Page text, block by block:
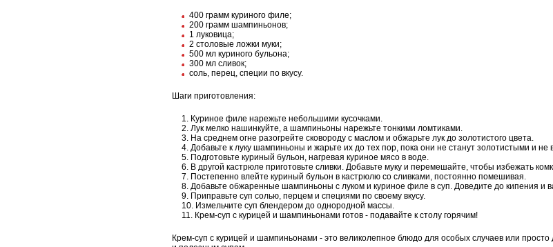
400 грамм куриного филе;
200 грамм шампиньонов;
1 луковица;
2 столовые ложки муки;
500 мл куриного бульона;
300 мл сливок;
соль, перец, специи по вкусу.
Шаги приготовления:
Куриное филе нарежьте небольшими кусочками.
Лук мелко нашинкуйте, а шампиньоны нарежьте тонкими ломтиками.
На среднем огне разогрейте сковороду с маслом и обжарьте лук до золотистого цвета.
Добавьте к луку шампиньоны и жарьте их до тех пор, пока они не станут золотистыми и не
Подготовьте куриный бульон, нагревая куриное мясо в воде.
В другой кастрюле приготовьте сливки. Добавьте муку и перемешайте, чтобы избежать
Постепенно влейте куриный бульон в кастрюлю со сливками, постоянно помешивая.
Добавьте обжаренные шампиньоны с луком и куриное филе в суп. Доведите до кипения и
Приправьте суп солью, перцем и специями по своему вкусу.
Измельчите суп блендером до однородной массы.
Крем-суп с курицей и шампиньонами готов - подавайте к столу горячим!
Крем-суп с курицей и шампиньонами - это великолепное блюдо для особых случаев или просто